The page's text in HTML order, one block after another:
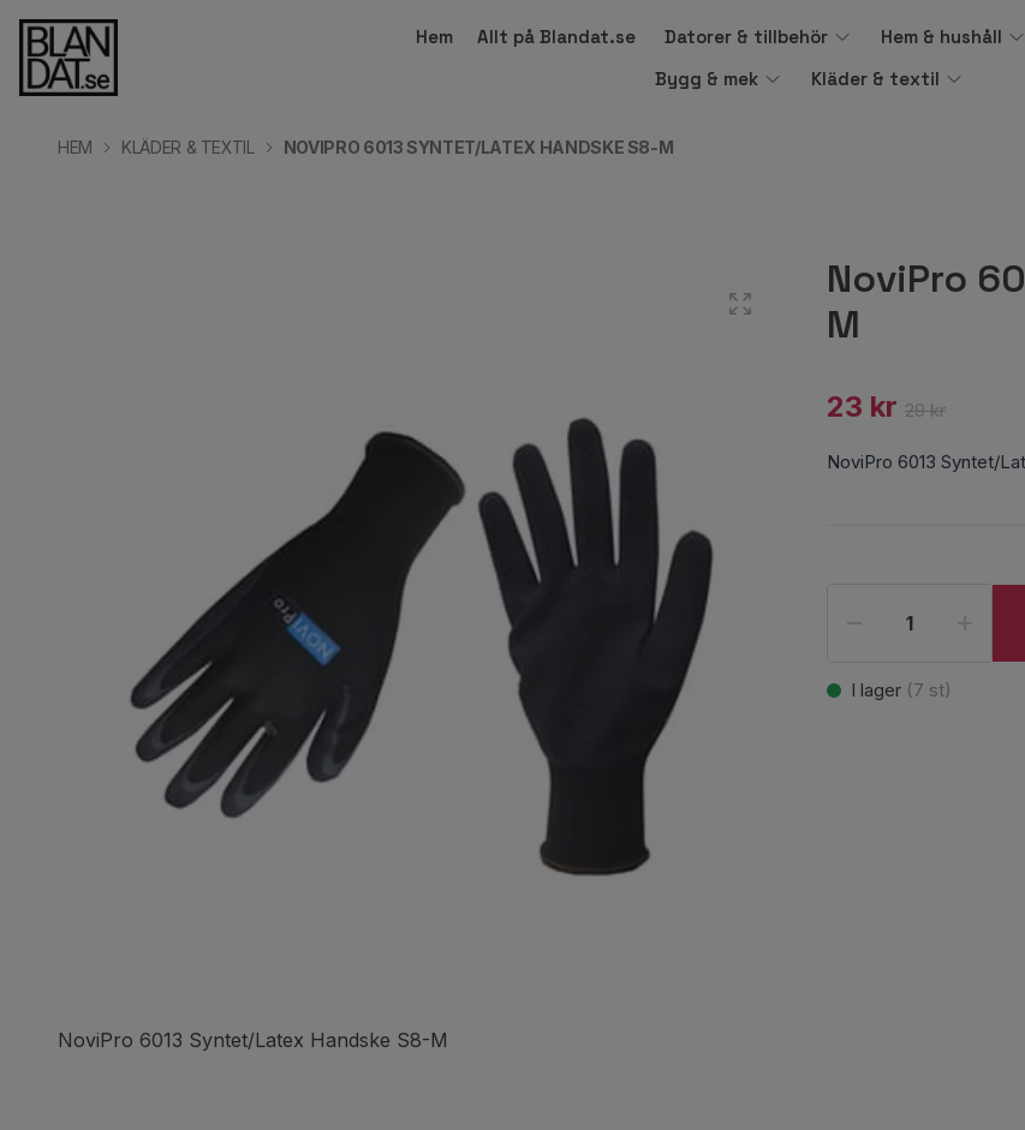
Hem Allt på Blandat.se Datorer & tillbehör Hem & hushåll
Bygg & mek
Kläder & textil
HEM KLÄDER & TEXTIL NOVIPRO 6013 SYNTET/LATEX HANDSKE S8-M
NoviPro
M
23 kr 29 kr
NoviPro 6013 Syntet/
I lager (7 st)
NoviPro 6013 Syntet/Latex Handske S8-M